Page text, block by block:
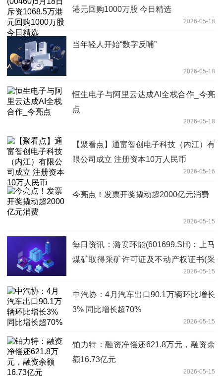
港元回购1000万股 今日精选
2026-05-18
当年轻人开始“数字反哺”
2026-05-18
恒生电子与阿里云达成AI全栈合作_今亮
点
2026-05-18
【聚看点】通富智创电子科技（内江）有
限公司成立 注册资本10万人民币
2026-05-16
今亮点！发票开奖撬动超2000亿元消费
2026-05-15
每日资讯：潞安环能(601699.SH)：上马
煤矿取得采矿许可证及不动产权证书(采
2026-05-15
中汽协：4月汽车出口90.1万辆环比增长
3% 同比增长超70%
2026-05-15
铂力特：融资净偿还621.8万元，融资余
额16.73亿元
2026-05-15